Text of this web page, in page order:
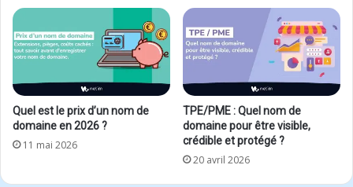
Quel est le prix d’un nom de
domaine en 2026 ?
11 mai 2026
TPE/PME : Quel nom de
domaine pour être visible,
crédible et protégé ?
20 avril 2026